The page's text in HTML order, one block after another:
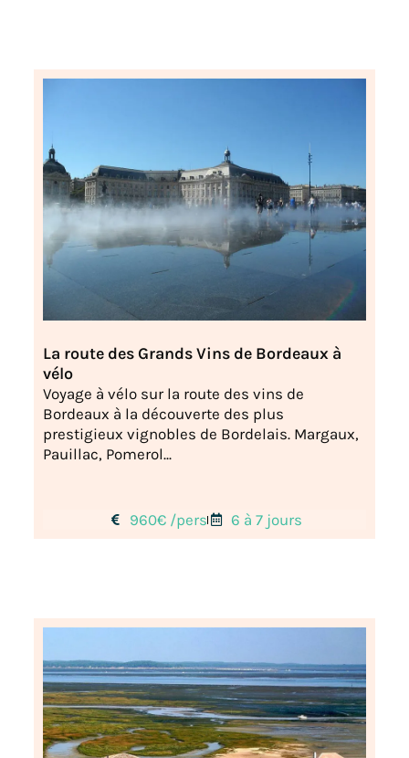
La route des Grands Vins de Bordeaux à
vélo
Voyage à vélo sur la route des vins de
Bordeaux à la découverte des plus
prestigieux vignobles de Bordelais. Margaux,
Pauillac, Pomerol...
960€ /pers 6 à 7 jours